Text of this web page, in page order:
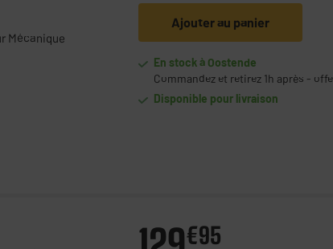
Mécanique
Ajouter au panier
En stock à Oostende
Commandez et retirez 1h après -
Disponible pour livraison
€95